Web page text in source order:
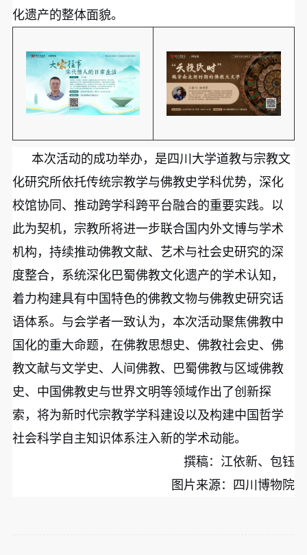
化遗产的整体面貌。
本次活动的成功举办，是四川大学道教与宗教文
化研究所依托传统宗教学与佛教史学科优势，深化
校馆协同、推动跨学科跨平台融合的重要实践。以
此为契机，宗教所将进一步联合国内外文博与学术
机构，持续推动佛教文献、艺术与社会史研究的深
度整合，系统深化巴蜀佛教文化遗产的学术认知，
着力构建具有中国特色的佛教文物与佛教史研究话
语体系。与会学者一致认为，本次活动聚焦佛教中
国化的重大命题，在佛教思想史、佛教社会史、佛
教文献与文学史、人间佛教、巴蜀佛教与区域佛教
史、中国佛教史与世界文明等领域作出了创新探
索，将为新时代宗教学学科建设以及构建中国哲学
社会科学自主知识体系注入新的学术动能。
撰稿：江依新、包钰
图片来源：四川博物院